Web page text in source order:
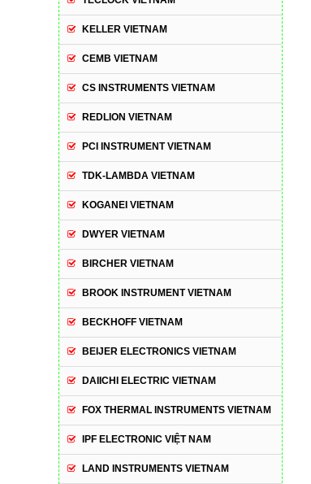
KELLER VIETNAM
CEMB VIETNAM
CS INSTRUMENTS VIETNAM
REDLION VIETNAM
PCI INSTRUMENT VIETNAM
TDK-LAMBDA VIETNAM
KOGANEI VIETNAM
DWYER VIETNAM
BIRCHER VIETNAM
BROOK INSTRUMENT VIETNAM
BECKHOFF VIETNAM
BEIJER ELECTRONICS VIETNAM
DAIICHI ELECTRIC VIETNAM
FOX THERMAL INSTRUMENTS VIETNAM
IPF ELECTRONIC VIỆT NAM
LAND INSTRUMENTS VIETNAM